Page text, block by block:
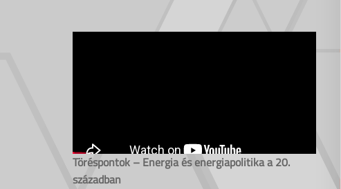
Töréspontok – Energia és energiapolitika a 20.
században